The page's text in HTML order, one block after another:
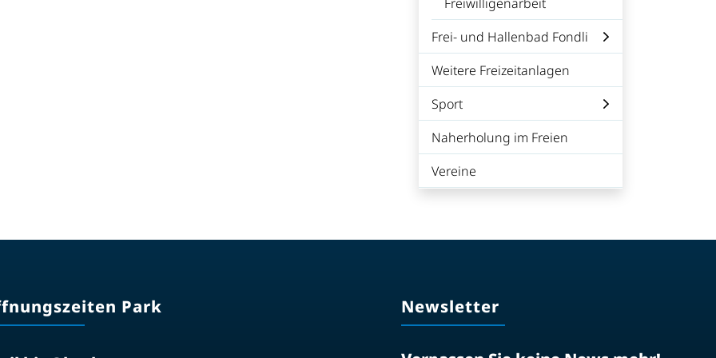
Frei- und Hallenbad Fondli
Weitere Freizeitanlagen
Sport
Naherholung im Freien
Vereine
Park Newsletter